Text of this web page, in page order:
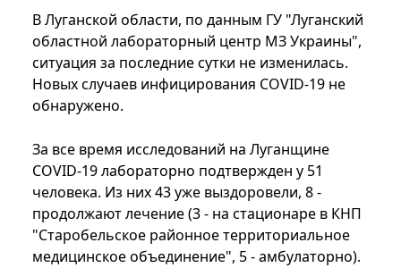
В Луганской области, по данным ГУ "Луганский
областной лабораторный центр МЗ Украины",
ситуация за последние сутки не изменилась.
Новых случаев инфицирования COVID-19 не
обнаружено.
За все время исследований на Луганщине
COVID-19 лабораторно подтвержден у 51
человека. Из них 43 уже выздоровели, 8 -
продолжают лечение (3 - на стационаре в КНП
"Старобельское районное территориальное
медицинское объединение", 5 - амбулаторно).